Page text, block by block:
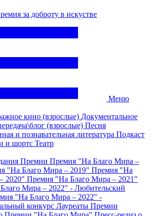
за доброту в искустве
Меню
кино (взрослые) Документальное
(взрослые) Песня
и познавательная литература Подкаст
и шортс Театр
Премии Премия "На Благо Мира –
"На Благо Мира – 2019" Премия "На
2020" Премия "На Благо Мира – 2021"
Мира – 2022" - Любительский
"На Благо Мира – 2022" -
конкурс Лауреаты Премии